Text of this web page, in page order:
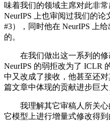
味着我们的领域主席对此非
NeurIPS 上也审阅过我们的论
#3），同时他在 NeurIPS 上
的。
在我们做出这一系列的修
NeurIPS 的弱拒改为了 ICLR
中又改成了接收，他甚至还
篇文章中体现的贡献进步巨大
我理解其它审稿人所关心
它模型上进行增量式修改得